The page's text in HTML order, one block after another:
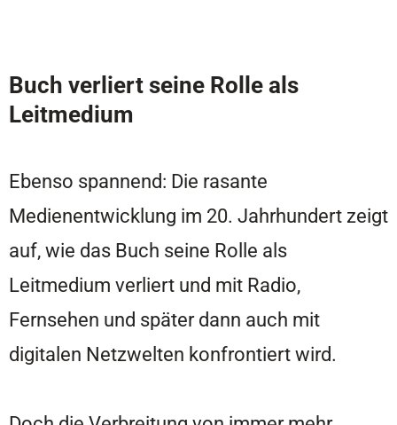
Buch verliert seine Rolle als
Leitmedium
Ebenso spannend: Die rasante
Medienentwicklung im 20. Jahrhundert zeigt
auf, wie das Buch seine Rolle als
Leitmedium verliert und mit Radio,
Fernsehen und später dann auch mit
digitalen Netzwelten konfrontiert wird.